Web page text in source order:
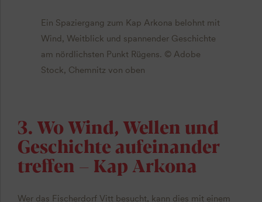
Ein Spaziergang zum Kap Arkona belohnt mit
Wind, Weitblick und spannender Geschichte
am nördlichsten Punkt Rügens. © Adobe
Stock, Chemnitz von oben
3. Wo Wind, Wellen und
Geschichte aufeinander
treffen – Kap Arkona
Wer das Fischerdorf Vitt besucht, kann dies mit einem